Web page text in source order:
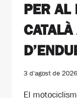
PER AL
CATALÀ
3 d'agost de 2026
El